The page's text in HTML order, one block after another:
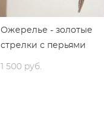
Ожерелье - золотые
стрелки с перьями
1 500 pуб.